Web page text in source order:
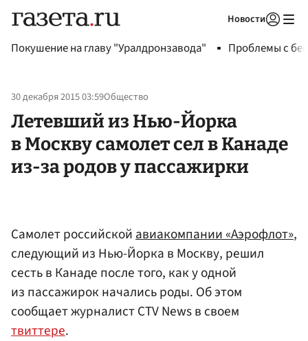
Новости
Покушение на главу "Уралдронзавода" Проблемы с
30 декабря 2015 03:59Общество
Летевший из Нью-Йорка
в Москву самолет сел в Канаде
из-за родов у пассажирки
Самолет российскойавиакомпании «Аэрофлот»,
следующий из Нью-Йорка в Москву, решил
сесть в Канаде после того, как у одной
из пассажирок начались роды. Об этом
сообщает журналист CTV News в своем
твиттере.